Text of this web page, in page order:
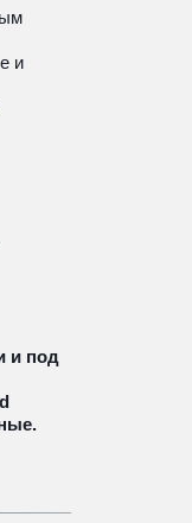
и
и под